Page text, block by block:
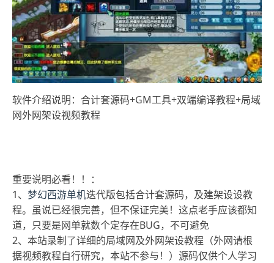
软件介绍说明：合计套源码+GM工具+双端编译教程+局域
网外网架设视频教程
重要说明必看！！：
1、 梦幻西游单机迭代版包括合计套源码，及建架设设教
程。虽说已经很完善，但不保证完美！这点老手应该都知
道，只要是网单就数个定存在BUG，不可避免
2、本站录制了详细的局域网及外网架设教程（外网请根
据视频教程自行研究，本站不参与！）源码仅供个人学习